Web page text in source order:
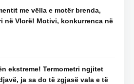
me vëlla e motër brenda,
në Vlorë! Motivi, konkurrenca në
ekstreme! Termometri ngjitet
ja sa do të zgjasë vala e të